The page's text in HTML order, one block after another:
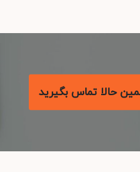
حالا تماس بگیرید